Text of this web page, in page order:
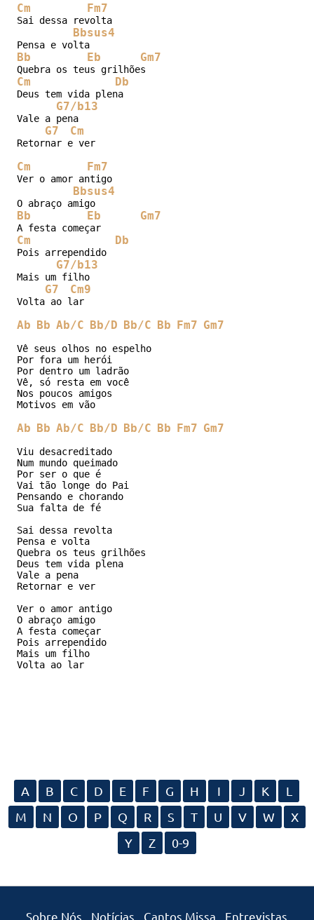
Cm Fm7
Sai dessa revolta
Bbsus4
Pensa e volta
Bb Eb Gm7
Cm Db
Deus tem vida plena
G7/b13
Vale a pena
G7 Cm
Retornar e ver
Cm Fm7
Ver o amor antigo
Bbsus4
O abraço amigo
Bb Eb Gm7
A festa começar
Cm Db
Pois arrependido
G7/b13
Mais um filho
G7 Cm9
Volta ao lar
Ab Bb Ab/C Bb/D Bb/C Bb Fm7 Gm7
Vê seus olhos no espelho
Por fora um herói
Por dentro um ladrão
Vê, só resta em você
Nos poucos amigos
Motivos em vão
Ab Bb Ab/C Bb/D Bb/C Bb Fm7 Gm7
Viu desacreditado
Num mundo queimado
Por ser o que é
Vai tão longe do Pai
Pensando e chorando
Sua falta de fé
Sai dessa revolta
Pensa e volta
Quebra os teus grilhões
Deus tem vida plena
Vale a pena
Retornar e ver
Ver o amor antigo
O abraço amigo
A festa começar
Pois arrependido
Mais um filho
Volta ao lar
A B C D E F G H I J K
L
M
N O P Q R S T U V W
X
Y
Z 0-9
Sobre Nós Notícias Cantos Missa Entrevistas